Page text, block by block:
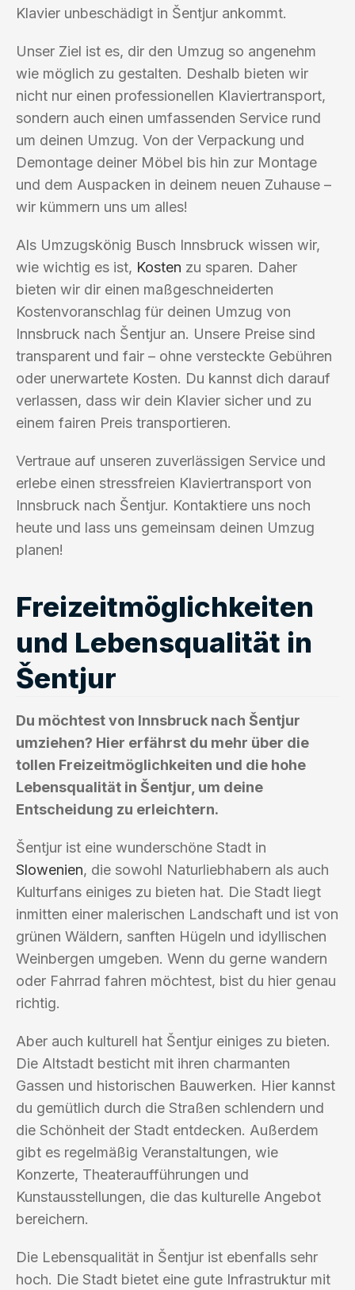
Klavier unbeschädigt in Šentjur ankommt.
Unser Ziel ist es, dir den Umzug so angenehm
wie möglich zu gestalten. Deshalb bieten wir
nicht nur einen professionellen Klaviertransport,
sondern auch einen umfassenden Service rund
um deinen Umzug. Von der Verpackung und
Demontage deiner Möbel bis hin zur Montage
und dem Auspacken in deinem neuen Zuhause –
wir kümmern uns um alles!
Als Umzugskönig Busch Innsbruck wissen wir,
wie wichtig es ist, Kosten zu sparen. Daher
bieten wir dir einen maßgeschneiderten
Kostenvoranschlag für deinen Umzug von
Innsbruck nach Šentjur an. Unsere Preise sind
transparent und fair – ohne versteckte Gebühren
oder unerwartete Kosten. Du kannst dich darauf
verlassen, dass wir dein Klavier sicher und zu
einem fairen Preis transportieren.
Vertraue auf unseren zuverlässigen Service und
erlebe einen stressfreien Klaviertransport von
Innsbruck nach Šentjur. Kontaktiere uns noch
heute und lass uns gemeinsam deinen Umzug
planen!
Freizeitmöglichkeiten
und Lebensqualität in
Šentjur
Du möchtest von Innsbruck nach Šentjur
umziehen? Hier erfährst du mehr über die
tollen Freizeitmöglichkeiten und die hohe
Lebensqualität in Šentjur, um deine
Entscheidung zu erleichtern.
Šentjur ist eine wunderschöne Stadt in
Slowenien, die sowohl Naturliebhabern als auch
Kulturfans einiges zu bieten hat. Die Stadt liegt
inmitten einer malerischen Landschaft und ist von
grünen Wäldern, sanften Hügeln und idyllischen
Weinbergen umgeben. Wenn du gerne wandern
oder Fahrrad fahren möchtest, bist du hier genau
richtig.
Aber auch kulturell hat Šentjur einiges zu bieten.
Die Altstadt besticht mit ihren charmanten
Gassen und historischen Bauwerken. Hier kannst
du gemütlich durch die Straßen schlendern und
die Schönheit der Stadt entdecken. Außerdem
gibt es regelmäßig Veranstaltungen, wie
Konzerte, Theateraufführungen und
Kunstausstellungen, die das kulturelle Angebot
bereichern.
Die Lebensqualität in Šentjur ist ebenfalls sehr
hoch. Die Stadt bietet eine gute Infrastruktur mit